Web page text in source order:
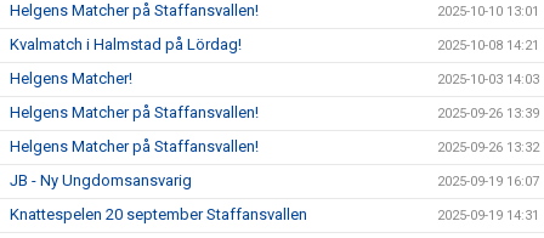
Helgens Matcher på Staffansvallen! 2025-10-10 13:01
Kvalmatch i Halmstad på Lördag! 2025-10-08 14:21
Helgens Matcher! 2025-10-03 14:03
Helgens Matcher på Staffansvallen! 2025-09-26 13:39
Helgens Matcher på Staffansvallen! 2025-09-26 13:32
JB - Ny Ungdomsansvarig 2025-09-19 16:07
Knattespelen 20 september Staffansvallen 2025-09-19 14:31